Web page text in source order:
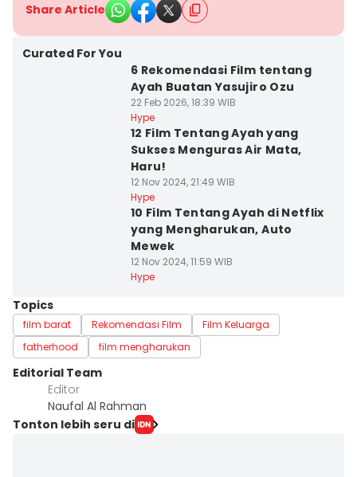
Share Article
Curated For You
6 Rekomendasi Film tentang
Ayah Buatan Yasujiro Ozu
22 Feb 2026, 18:39 WIB
Hype
12 Film Tentang Ayah yang
Sukses Menguras Air Mata,
Haru!
12 Nov 2024, 21:49 WIB
Hype
10 Film Tentang Ayah di Netflix
yang Mengharukan, Auto
Mewek
12 Nov 2024, 11:59 WIB
Hype
Topics
film barat Rekomendasi Film
Film Keluarga
fatherhood
film mengharukan
Editorial Team
Editor
Naufal Al Rahman
Tonton lebih seru di